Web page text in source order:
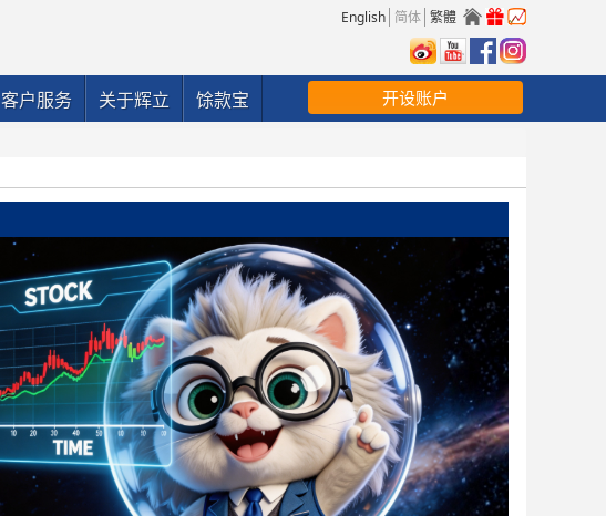
English 简体 繁體
客户服务 关于辉立 馀款宝 开设账户